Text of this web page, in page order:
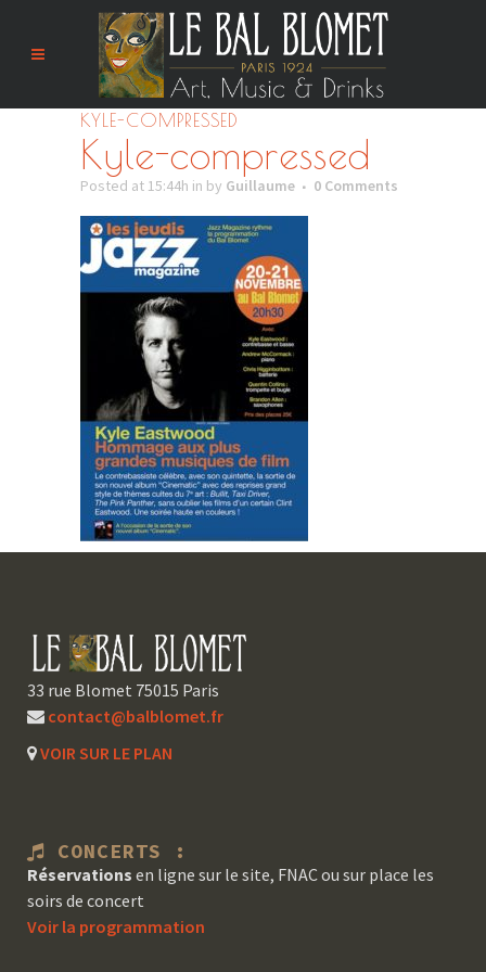
KYLE-COMPRESSED
Kyle-compressed
Posted at 15:44h in by Guillaume 0 Comments
33 rue Blomet 75015 Paris
contact@balblomet.fr
VOIR SUR LE PLAN
CONCERTS :
Réservations en ligne sur le site, FNAC ou sur place les
soirs de concert
Voir la programmation